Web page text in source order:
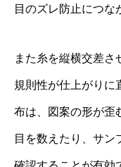
目のズレ防止につな
また糸を縦横交差さ
規則性が仕上がりに
布は、図案の形が歪
目を数えたり、サン